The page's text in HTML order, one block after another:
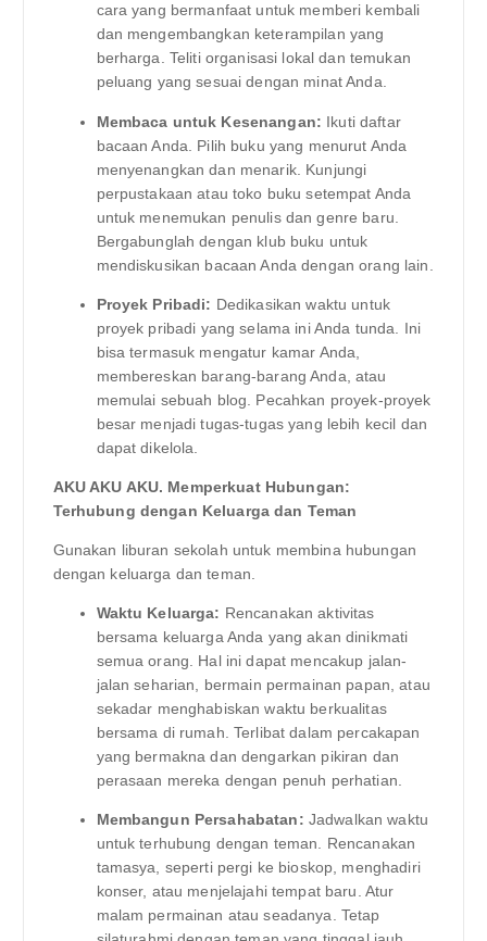
cara yang bermanfaat untuk memberi kembali
dan mengembangkan keterampilan yang
berharga. Teliti organisasi lokal dan temukan
peluang yang sesuai dengan minat Anda.
Membaca untuk Kesenangan: Ikuti daftar
bacaan Anda. Pilih buku yang menurut Anda
menyenangkan dan menarik. Kunjungi
perpustakaan atau toko buku setempat Anda
untuk menemukan penulis dan genre baru.
Bergabunglah dengan klub buku untuk
mendiskusikan bacaan Anda dengan orang lain.
Proyek Pribadi: Dedikasikan waktu untuk
proyek pribadi yang selama ini Anda tunda. Ini
bisa termasuk mengatur kamar Anda,
membereskan barang-barang Anda, atau
memulai sebuah blog. Pecahkan proyek-proyek
besar menjadi tugas-tugas yang lebih kecil dan
dapat dikelola.
AKU AKU AKU. Memperkuat Hubungan:
Terhubung dengan Keluarga dan Teman
Gunakan liburan sekolah untuk membina hubungan
dengan keluarga dan teman.
Waktu Keluarga: Rencanakan aktivitas
bersama keluarga Anda yang akan dinikmati
semua orang. Hal ini dapat mencakup jalan-
jalan seharian, bermain permainan papan, atau
sekadar menghabiskan waktu berkualitas
bersama di rumah. Terlibat dalam percakapan
yang bermakna dan dengarkan pikiran dan
perasaan mereka dengan penuh perhatian.
Membangun Persahabatan: Jadwalkan waktu
untuk terhubung dengan teman. Rencanakan
tamasya, seperti pergi ke bioskop, menghadiri
konser, atau menjelajahi tempat baru. Atur
malam permainan atau seadanya. Tetap